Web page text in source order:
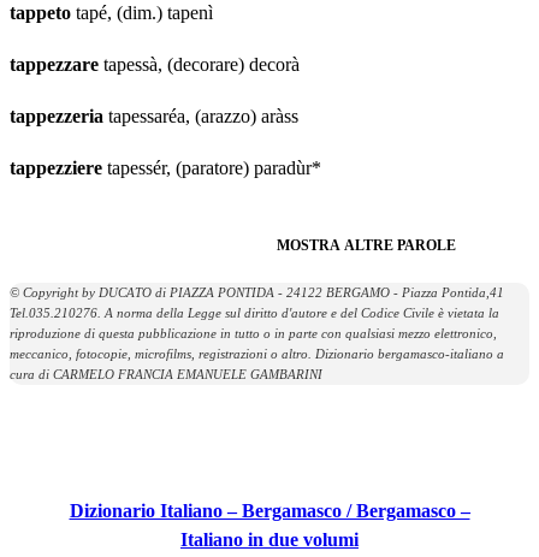
tappeto tapé, (dim.) tapenì
tappezzare tapessà, (decorare) decorà
tappezzeria tapessaréa, (arazzo) aràss
tappezziere tapessér, (paratore) paradùr*
MOSTRA ALTRE PAROLE
© Copyright by DUCATO di PIAZZA PONTIDA - 24122 BERGAMO - Piazza Pontida,41
Tel.035.210276. A norma della Legge sul diritto d'autore e del Codice Civile è vietata la
riproduzione di questa pubblicazione in tutto o in parte con qualsiasi mezzo elettronico,
meccanico, fotocopie, microfilms, registrazioni o altro. Dizionario bergamasco-italiano a
cura di CARMELO FRANCIA EMANUELE GAMBARINI
Dizionario Italiano – Bergamasco / Bergamasco –
Italiano in due volumi